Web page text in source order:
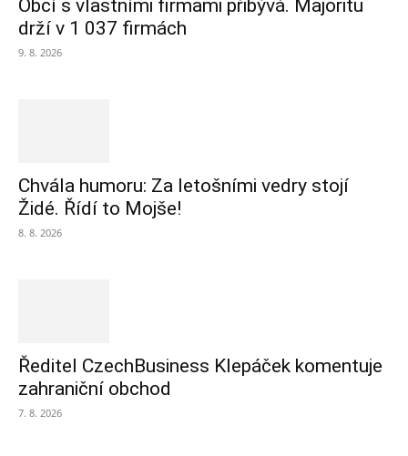
Obcí s vlastními firmami přibývá. Majoritu
drží v 1 037 firmách
9. 8. 2026
Chvála humoru: Za letošními vedry stojí
Židé. Řídí to Mojše!
8. 8. 2026
Ředitel CzechBusiness Klepáček komentuje
zahraniční obchod
7. 8. 2026